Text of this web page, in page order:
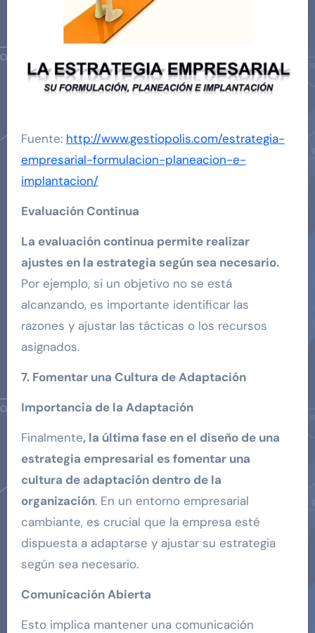
Fuente: http://www.gestiopolis.com/estrategia-
empresarial-formulacion-planeacion-e-
implantacion/
Evaluación Continua
La evaluación continua permite realizar
ajustes en la estrategia según sea necesario.
Por ejemplo, si un objetivo no se está
alcanzando, es importante identificar las
razones y ajustar las tácticas o los recursos
asignados.
7. Fomentar una Cultura de Adaptación
Importancia de la Adaptación
Finalmente, la última fase en el diseño de una
estrategia empresarial es fomentar una
cultura de adaptación dentro de la
organización. En un entorno empresarial
cambiante, es crucial que la empresa esté
dispuesta a adaptarse y ajustar su estrategia
según sea necesario.
Comunicación Abierta
Esto implica mantener una comunicación